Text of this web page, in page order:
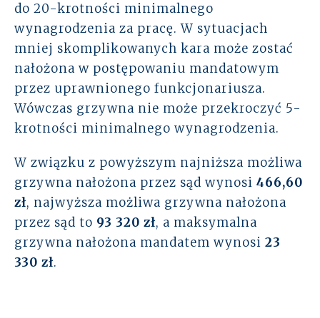
do 20-krotności minimalnego
wynagrodzenia za pracę. W sytuacjach
mniej skomplikowanych kara może zostać
nałożona w postępowaniu mandatowym
przez uprawnionego funkcjonariusza.
Wówczas grzywna nie może przekroczyć 5-
krotności minimalnego wynagrodzenia.
W związku z powyższym najniższa możliwa
grzywna nałożona przez sąd wynosi 466,60
zł, najwyższa możliwa grzywna nałożona
przez sąd to 93 320 zł, a maksymalna
grzywna nałożona mandatem wynosi 23
330 zł.